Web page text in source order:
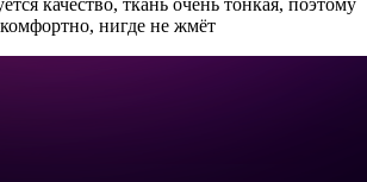
качество, ткань очень тонкая, поэтому
нигде не жмёт